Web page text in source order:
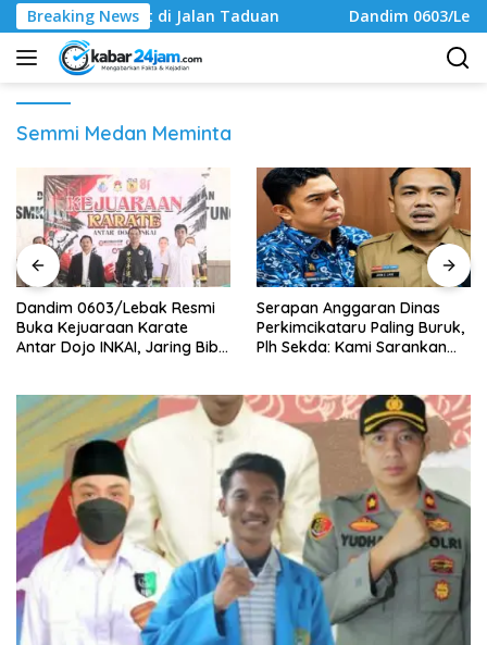
Langsung
ke
konten
Breaking News
di Jalan Taduan Dandim 0603/Lebak Resmi
Semmi Medan Meminta
Dandim 0603/Lebak Resmi
Buka Kejuaraan Karate
Antar Dojo INKAI, Jaring Bibit
Serapan Anggaran Dinas
Perkimcikataru Paling Buruk,
Plh Sekda: Kami Sarankan